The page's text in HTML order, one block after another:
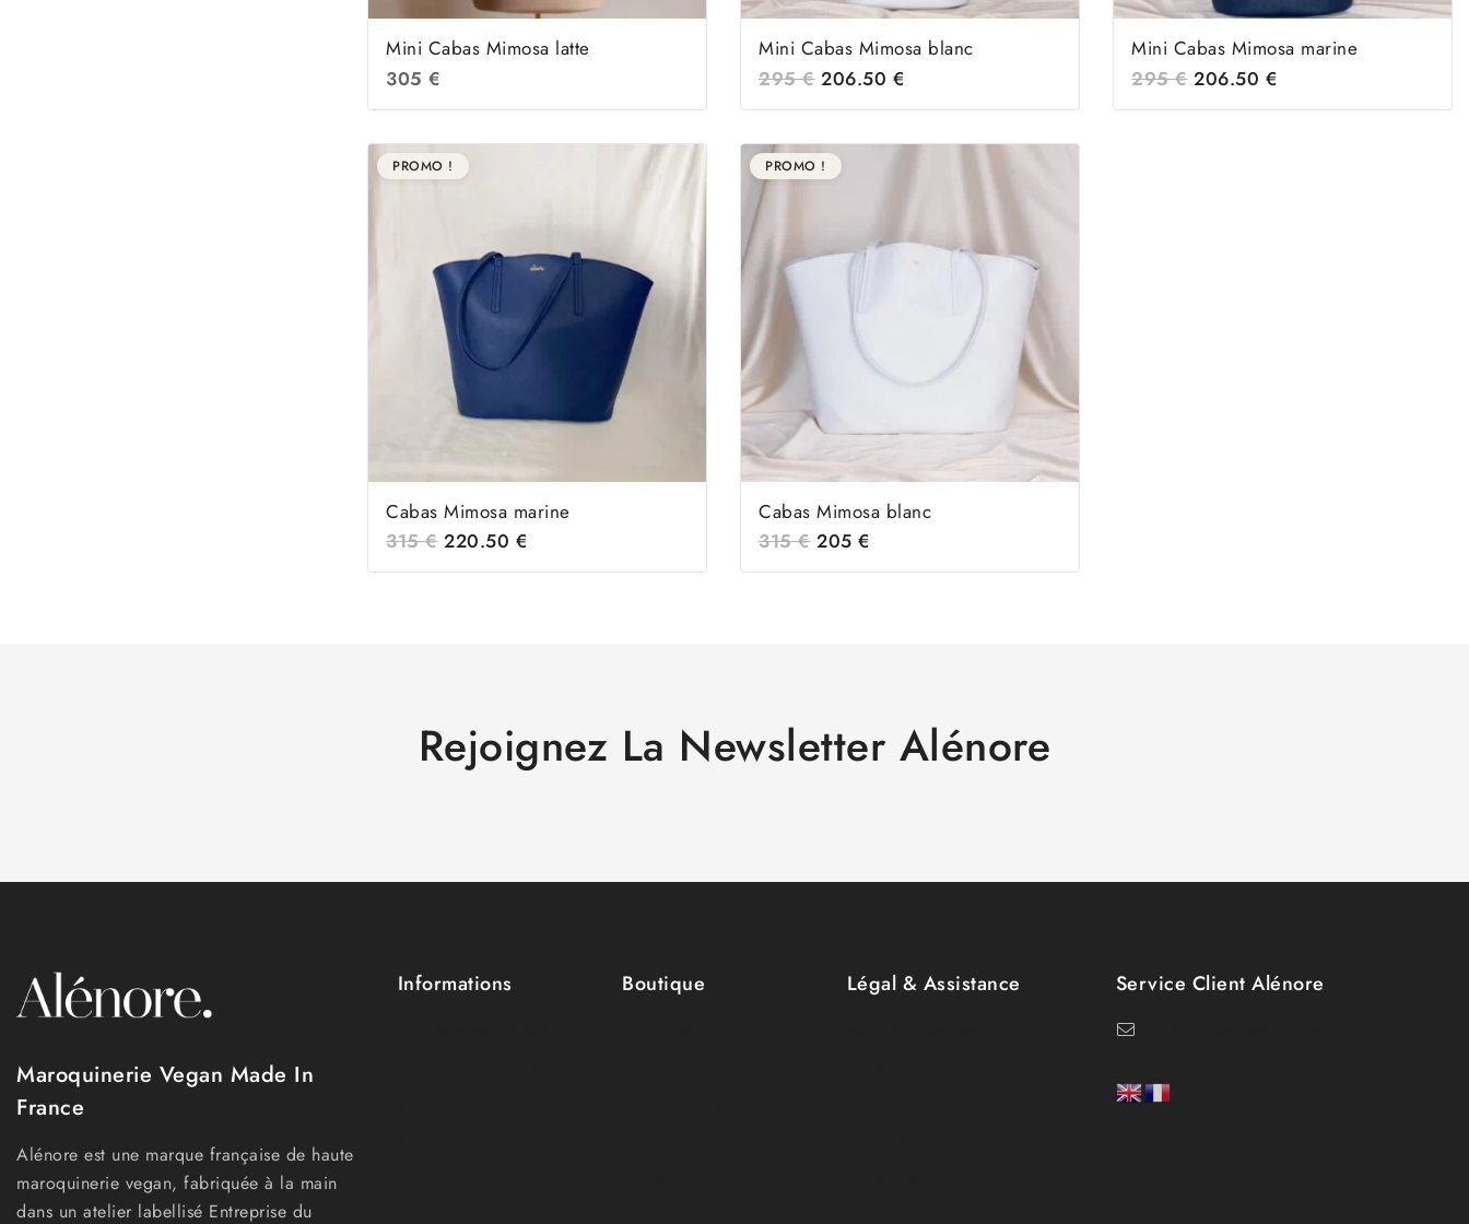
Mini Cabas Mimosa latte
305€
Mini Cabas Mimosa blanc
295€ 206.50 €
Mini Cabas Mimosa marine
295€ 206.50 €
PROMO !
Cabas Mimosa marine
315€ 220.50 €
PROMO !
Cabas Mimosa blanc
315€ 205€
Rejoignez La Newsletter Alénore
Maroquinerie Vegan Made In
France
Alénore est une marque française de haute
maroquinerie vegan, fabriquée à la main
dans un atelier labellisé Entreprise du
Informations Boutique Légal & Assistance Service Client Alénore